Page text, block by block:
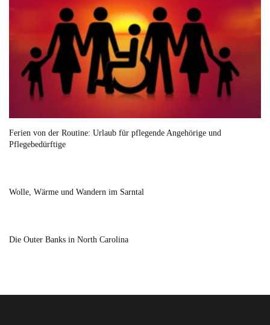
Ferien von der Routine: Urlaub für pflegende Angehörige und
Pflegebedürftige
Wolle, Wärme und Wandern im Sarntal
Die Outer Banks in North Carolina